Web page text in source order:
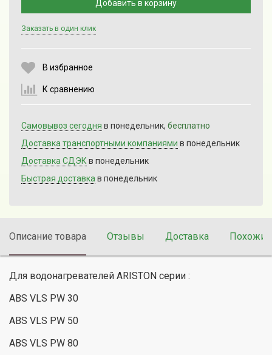
Добавить в корзину
Заказать в один клик
В избранное
К сравнению
Самовывоз сегодня в понедельник, бесплатно
Доставка транспортными компаниями в понедельник
Доставка СДЭК в понедельник
Быстрая доставка в понедельник
Описание товара Отзывы Доставка
Для водонагревателей ARISTON серии :
ABS VLS PW 30
ABS VLS PW 50
ABS VLS PW 80